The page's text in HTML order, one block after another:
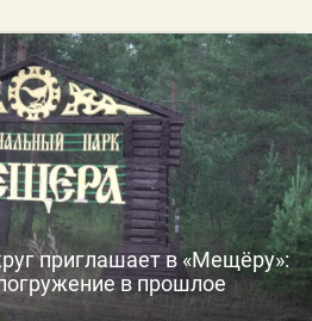
приглашает в «Мещёру»:
в прошлое